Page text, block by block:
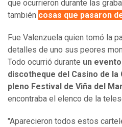
que ocurrieron durante las
también cosas que pasaron
Fue Valenzuela quien tomó la
detalles de uno sus peores
Todo ocurrió durante un
discotheque del Casino de la
pleno Festival de Viña del
encontraba el elenco de la
"Aparecieron todos estos